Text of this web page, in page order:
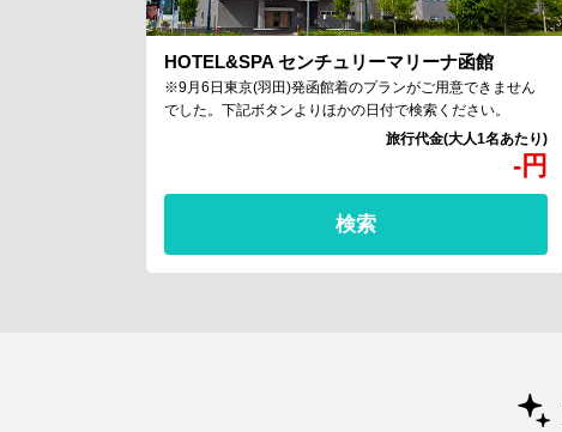
HOTEL&SPA センチュリーマリーナ函館
-円
※9月6日東京(羽田)発函館着のプランがご用意できません
でした。下記ボタンよりほかの日付で検索ください。
検索